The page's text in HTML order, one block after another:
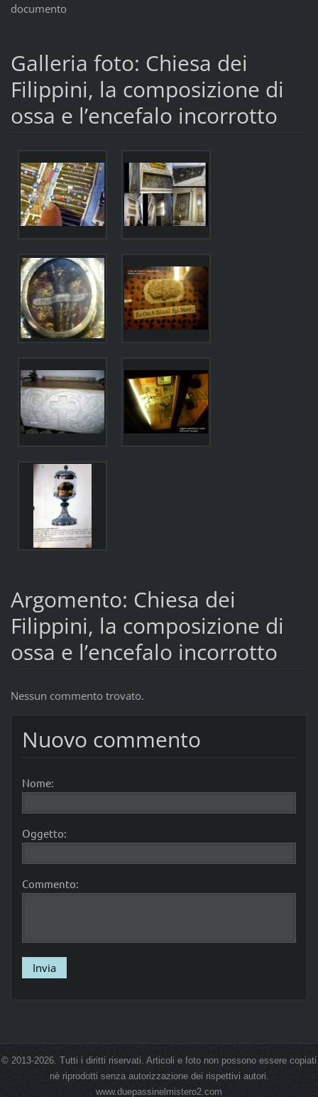
documento
Galleria foto: Chiesa dei
Filippini, la composizione di
ossa e l’encefalo incorrotto
Argomento: Chiesa dei
Filippini, la composizione di
ossa e l’encefalo incorrotto
Nessun commento trovato.
Nuovo commento
Nome:
Oggetto:
Commento:
© 2013-2026. Tutti i diritti riservati. Articoli e foto non possono essere copiati
nè riprodotti senza autorizzazione dei rispettivi autori.
www.duepassinelmistero2.com